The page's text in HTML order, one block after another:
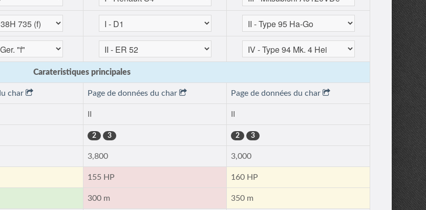
Carateristiques principales
char Page de données du char Page de données du char
2 3 2 3
3,800 3,000
155 HP 160 HP
300 m 350 m